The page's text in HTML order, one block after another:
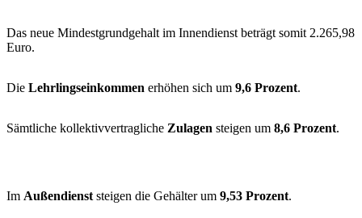
Das neue Mindestgrundgehalt im Innendienst beträgt somit 2.265,98
Euro.
Die Lehrlingseinkommen erhöhen sich um 9,6 Prozent.
Sämtliche kollektivvertragliche Zulagen steigen um 8,6 Prozent.
Im Außendienst steigen die Gehälter um 9,53 Prozent.